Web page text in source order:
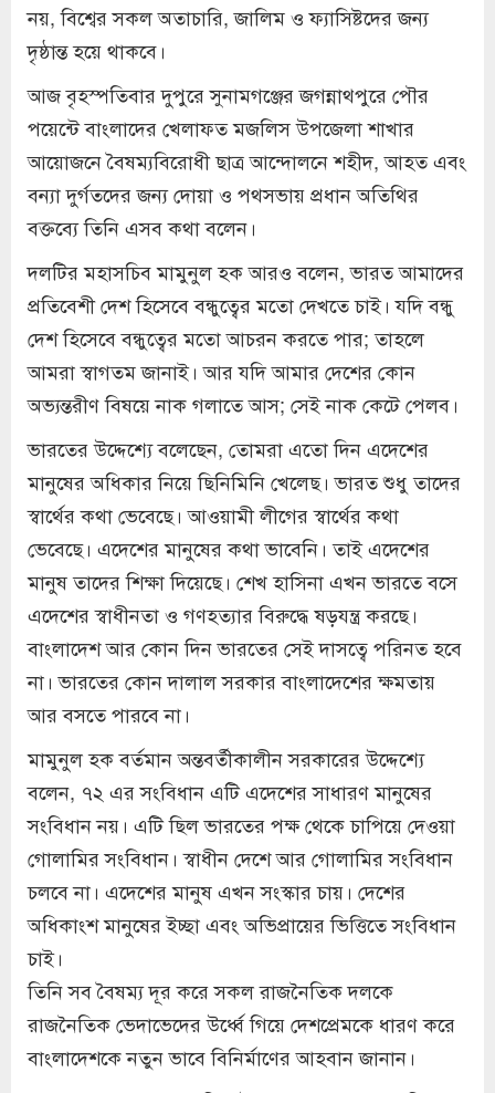
নয়, বিশ্বের সকল অতাচারি, জালিম ও ফ্যাসিষ্টদের জন্য
দৃষ্ঠান্ত হয়ে থাকবে।
আজ বৃহস্পতিবার দুপুরে সুনামগঞ্জের জগন্নাথপুরে পৌর
পয়েন্টে বাংলাদের খেলাফত মজলিস উপজেলা শাখার
আয়োজনে বৈষম্যবিরোধী ছাত্র আন্দোলনে শহীদ, আহত এবং
বন্যা দুর্গতদের জন্য দোয়া ও পথসভায় প্রধান অতিথির
বক্তব্যে তিনি এসব কথা বলেন।
দলটির মহাসচিব মামুনুল হক আরও বলেন, ভারত আমাদের
প্রতিবেশী দেশ হিসেবে বন্ধুত্বের মতো দেখতে চাই। যদি বন্ধু
দেশ হিসেবে বন্ধুত্বের মতো আচরন করতে পার; তাহলে
আমরা স্বাগতম জানাই। আর যদি আমার দেশের কোন
অভ্যন্তরীণ বিষয়ে নাক গলাতে আস; সেই নাক কেটে পেলব।
ভারতের উদ্দেশ্যে বলেছেন, তোমরা এতো দিন এদেশের
মানুষের অধিকার নিয়ে ছিনিমিনি খেলেছ। ভারত শুধু তাদের
স্বার্থের কথা ভেবেছে। আওয়ামী লীগের স্বার্থের কথা
ভেবেছে। এদেশের মানুষের কথা ভাবেনি। তাই এদেশের
মানুষ তাদের শিক্ষা দিয়েছে। শেখ হাসিনা এখন ভারতে বসে
এদেশের স্বাধীনতা ও গণহত্যার বিরুদ্ধে ষড়যন্ত্র করছে।
বাংলাদেশ আর কোন দিন ভারতের সেই দাসত্বে পরিনত হবে
না। ভারতের কোন দালাল সরকার বাংলাদেশের ক্ষমতায়
আর বসতে পারবে না।
মামুনুল হক বর্তমান অন্তবর্তীকালীন সরকারের উদ্দেশ্যে
বলেন, ৭২ এর সংবিধান এটি এদেশের সাধারণ মানুষের
সংবিধান নয়। এটি ছিল ভারতের পক্ষ থেকে চাপিয়ে দেওয়া
গোলামির সংবিধান। স্বাধীন দেশে আর গোলামির সংবিধান
চলবে না। এদেশের মানুষ এখন সংস্কার চায়। দেশের
অধিকাংশ মানুষের ইচ্ছা এবং অভিপ্রায়ের ভিত্তিতে সংবিধান
চাই।
তিনি সব বৈষম্য দূর করে সকল রাজনৈতিক দলকে
রাজনৈতিক ভেদাভেদের উর্ধ্বে গিয়ে দেশপ্রেমকে ধারণ করে
বাংলাদেশকে নতুন ভাবে বিনির্মাণের আহবান জানান।